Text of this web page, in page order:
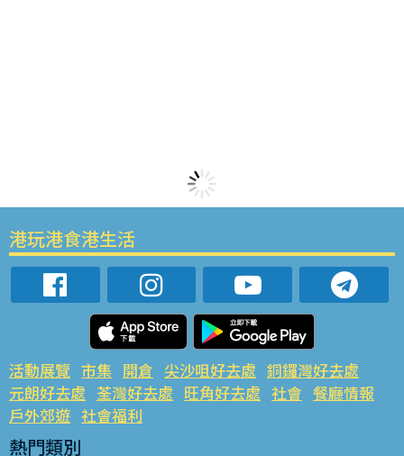
港玩港食港生活
活動展覽 市集 開倉 尖沙咀好去處 銅鑼灣好去處
元朗好去處 荃灣好去處 旺角好去處 社會 餐廳情報
戶外郊遊 社會福利
熱門類別